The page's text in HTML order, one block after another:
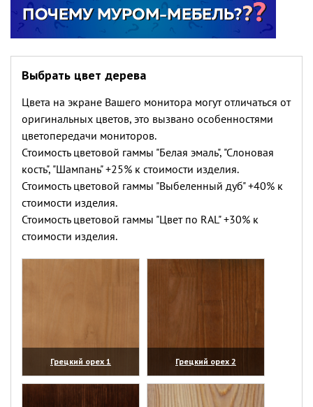
Выбрать цвет дерева
Цвета на экране Вашего монитора могут отличаться от
оригинальных цветов, это вызвано особенностями
цветопередачи мониторов.
Стоимость цветовой гаммы "Белая эмаль", "Слоновая
кость", "Шампань" +25% к стоимости изделия.
Стоимость цветовой гаммы "Выбеленный дуб" +40% к
стоимости изделия.
Стоимость цветовой гаммы "Цвет по RAL" +30% к
стоимости изделия.
Грецкий орех 1
(увеличить)
Грецкий орех 2
(увеличить)